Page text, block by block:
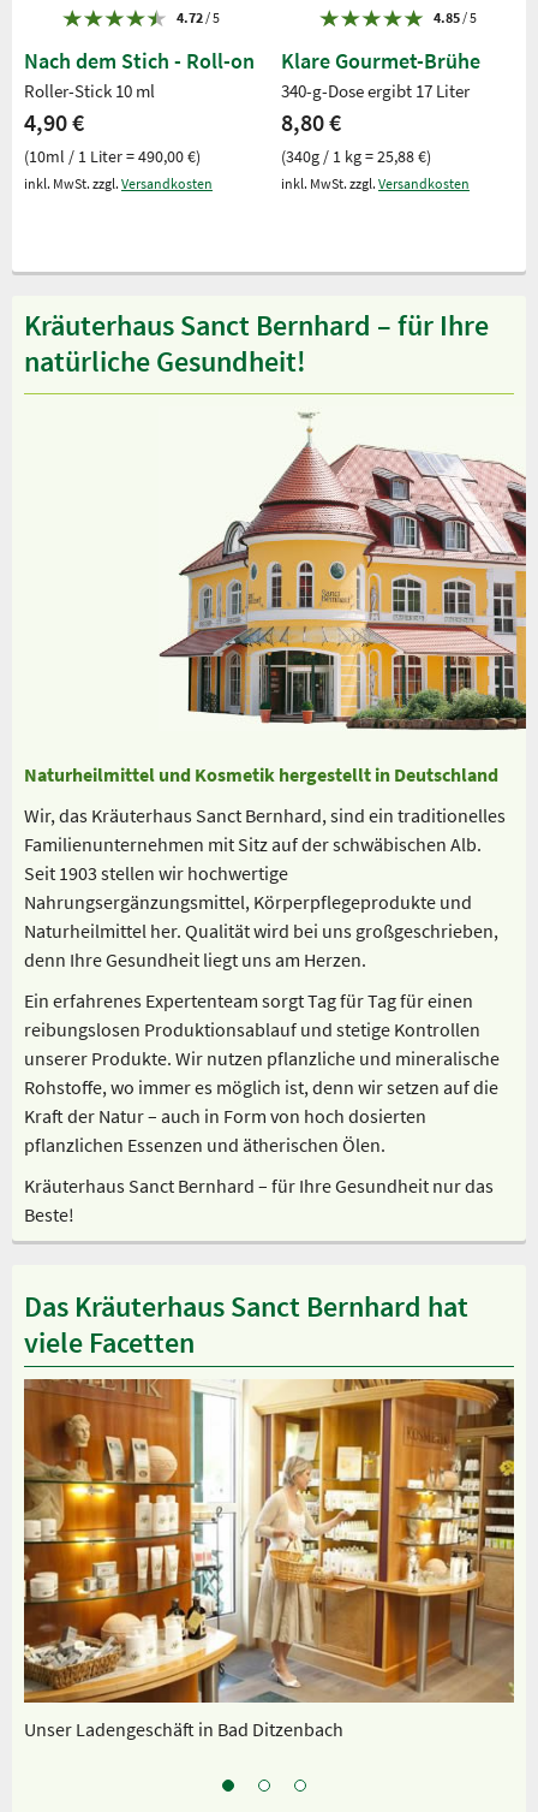
4.72/ 5
Nach dem Stich - Roll-on
Roller-Stick 10 ml
4,90 €
(10ml / 1 Liter = 490,00 €)
inkl. MwSt. zzgl. Versandkosten
4.85/ 5
Klare Gourmet-Brühe
340-g-Dose ergibt 17 Liter
8,80 €
(340g / 1 kg = 25,88 €)
inkl. MwSt. zzgl. Versandkosten
Kräuterhaus Sanct Bernhard – für Ihre
natürliche Gesundheit!
Naturheilmittel und Kosmetik hergestellt in Deutschland
Wir, das Kräuterhaus Sanct Bernhard, sind ein traditionelles
Familienunternehmen mit Sitz auf der schwäbischen Alb.
Seit 1903 stellen wir hochwertige
Nahrungsergänzungsmittel, Körperpflegeprodukte und
Naturheilmittel her. Qualität wird bei uns großgeschrieben,
denn Ihre Gesundheit liegt uns am Herzen.
Ein erfahrenes Expertenteam sorgt Tag für Tag für einen
reibungslosen Produktionsablauf und stetige Kontrollen
unserer Produkte. Wir nutzen pflanzliche und mineralische
Rohstoffe, wo immer es möglich ist, denn wir setzen auf die
Kraft der Natur – auch in Form von hoch dosierten
pflanzlichen Essenzen und ätherischen Ölen.
Kräuterhaus Sanct Bernhard – für Ihre Gesundheit nur das
Beste!
Das Kräuterhaus Sanct Bernhard hat
viele Facetten
Unser Ladengeschäft in Bad Ditzenbach